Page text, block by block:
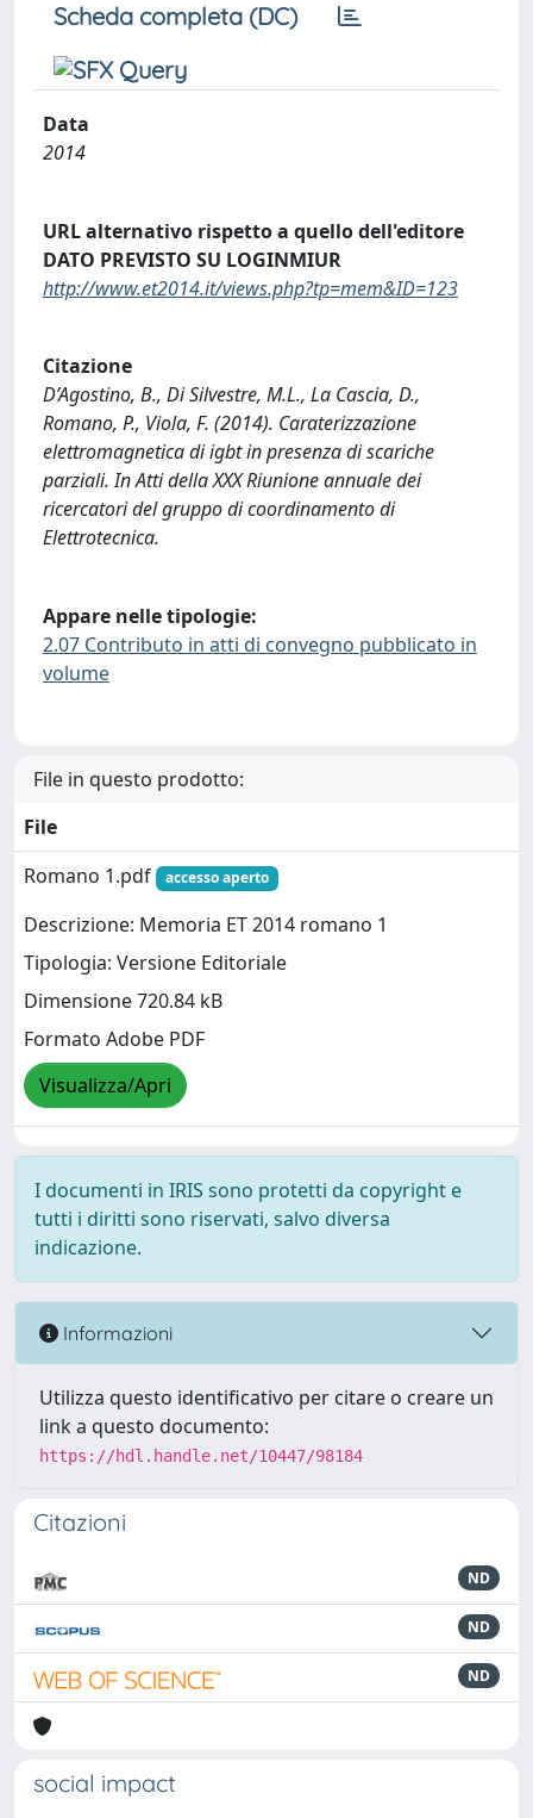
Scheda completa (DC)
Data
2014
URL alternativo rispetto a quello dell'editore
DATO PREVISTO SU LOGINMIUR
http://www.et2014.it/views.php?tp=mem&ID=123
Citazione
D’Agostino, B., Di Silvestre, M.L., La Cascia, D.,
Romano, P., Viola, F. (2014). Caraterizzazione
elettromagnetica di igbt in presenza di scariche
parziali. In Atti della XXX Riunione annuale dei
ricercatori del gruppo di coordinamento di
Elettrotecnica.
Appare nelle tipologie:
2.07 Contributo in atti di convegno pubblicato in
volume
File in questo prodotto:
File
Romano 1.pdf
accesso aperto
Descrizione: Memoria ET 2014 romano 1
Tipologia: Versione Editoriale
Dimensione 720.84 kB
Formato Adobe PDF
Visualizza/Apri
I documenti in IRIS sono protetti da copyright e
tutti i diritti sono riservati, salvo diversa
indicazione.
Informazioni
Utilizza questo identificativo per citare o creare un
link a questo documento:
https://hdl.handle.net/10447/98184
Citazioni
ND
ND
ND
social impact